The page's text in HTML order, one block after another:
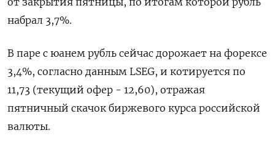
набрал 3,7%.
В паре с юанем ‌рубль сейчас дорожает на форексе
3,4%, согласно данным LSEG, ‌и котируется по
11,73 (текущий офер - 12,60), отражая
пятничный скачок биржевого курса российской
валюты.